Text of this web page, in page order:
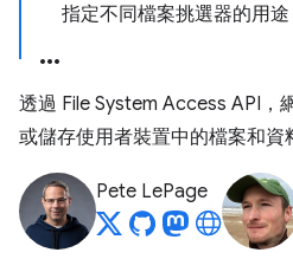
指定不同檔案挑選器的用途
透過 File System Access API，
或儲存使用者裝置中的檔案和資
Pete LePage